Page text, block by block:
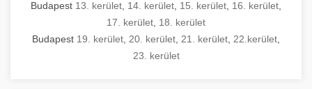
Budapest 13. kerület 14. kerület 15. kerület 16. kerület
17. kerület 18. kerület
Budapest 19. kerület 20. kerület 21. kerület 22.kerület
23. kerület